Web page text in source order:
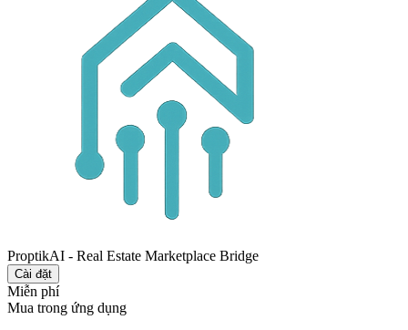
ProptikAI - Real Estate Marketplace Bridge
Cài đặt
Miễn phí
Mua trong ứng dụng